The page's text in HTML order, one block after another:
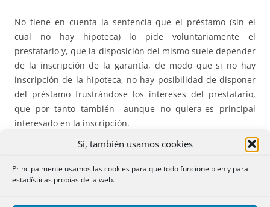
Sí, también usamos cookies
Principalmente usamos las cookies para que todo funcione bien y para
estadísticas propias de la web.
No tiene en cuenta la sentencia que el préstamo (sin el
cual no hay hipoteca) lo pide voluntariamente el
prestatario y, que la disposición del mismo suele depender
de la inscripción de la garantía, de modo que si no hay
inscripción de la hipoteca, no hay posibilidad de disponer
del préstamo frustrándose los intereses del prestatario,
que por tanto también –aunque no quiera-es principal
interesado en la inscripción.
Tampoco se tiene en cuenta, que tienen derecho a solicitar
al notario la expedición y entrega de la escritura
cualquiera de los otorgantes, esto es, tanto el banco como